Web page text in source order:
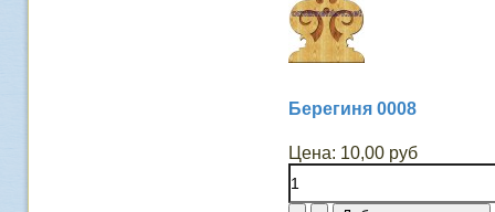
Берегиня 0008
Цена: 10,00 руб